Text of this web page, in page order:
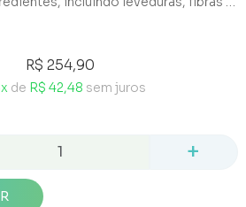
R$ 254,90
de R$ 42,48 sem juros
+